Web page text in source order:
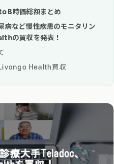
時価総額まとめ
など慢性疾患のモニタリン
の買収を発表！
Health買収